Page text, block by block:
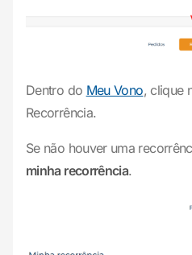
Dentro do Meu Vono, clique
Recorrência.
Se não houver uma
minha recorrência.